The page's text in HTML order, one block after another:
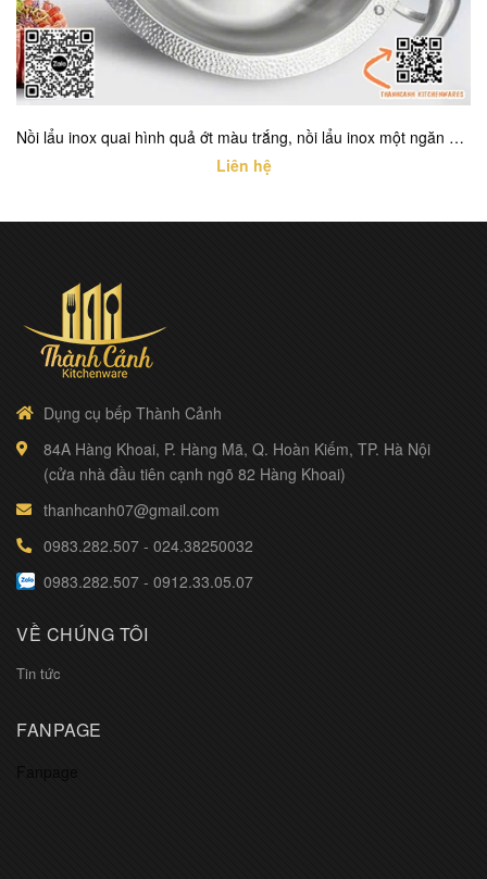
Nồi lẩu inox quai hình quả ớt màu trắng, nồi lẩu inox một ngăn cao cấp với nhiều kích thước khác nhau
Liên hệ
Dụng cụ bếp Thành Cảnh
84A Hàng Khoai, P. Hàng Mã, Q. Hoàn Kiếm, TP. Hà Nội
(cửa nhà đầu tiên cạnh ngõ 82 Hàng Khoai)
thanhcanh07@gmail.com
0983.282.507 - 024.38250032
0983.282.507 - 0912.33.05.07
VỀ CHÚNG TÔI
Tin tức
FANPAGE